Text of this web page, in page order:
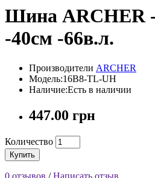
Шина ARCHER
-40см -66в.л.
Производители ARCHER
Модель:16B8-TL-UH
Наличие:Есть в наличии
447.00 грн
Количество
Купить
0 отзывов /Написать отзыв